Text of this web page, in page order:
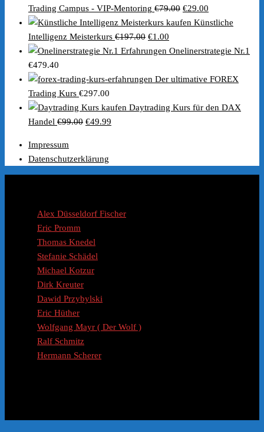
Trading Campus - VIP-Mentoring €79.00 Ursprünglicher
Preis
€79.00
€29.00
Preis
€29.00.
Künstliche
Intelligenz Meisterkurs €197.00 Ursprünglicher
Preis
€197.00
€1.00
Preis
€1.00.
Onelinerstrategie Nr.1
€479.40
Der ultimative FOREX
Trading Kurs €297.00
Daytrading Kurs für den DAX
Handel €99.00 Ursprünglicher
€99.00
€49.99
€49.99.
Impressum
Datenschutzerklärung
Alex Düsseldorf Fischer
Eric Promm
Thomas Knedel
Stefanie Schädel
Michael Kotzur
Dirk Kreuter
Dawid Przybylski
Eric Hüther
Wolfgang Mayr ( Der Wolf )
Ralf Schmitz
Hermann Scherer